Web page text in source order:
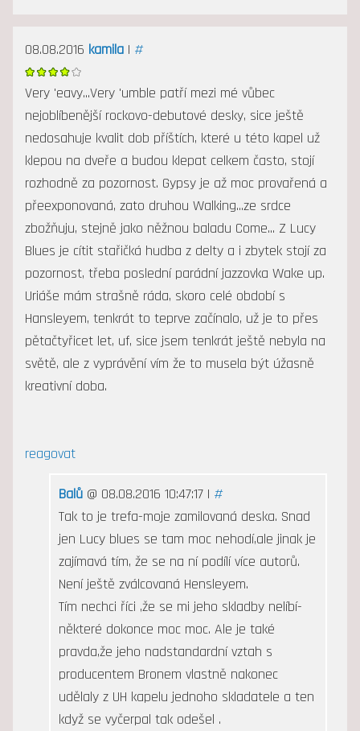
08.08.2016 kamila| #
Very 'eavy...Very 'umble patří mezi mé vůbec
nejoblíbenější rockovo-debutové desky, sice ještě
nedosahuje kvalit dob příštích, které u této kapel už
klepou na dveře a budou klepat celkem často, stojí
rozhodně za pozornost. Gypsy je až moc provařená a
přeexponovaná, zato druhou Walking...ze srdce
zbožňuju, stejně jako něžnou baladu Come... Z Lucy
Blues je cítit stařičká hudba z delty a i zbytek stojí za
pozornost, třeba poslední parádní jazzovka Wake up.
Uriáše mám strašně ráda, skoro celé období s
Hansleyem, tenkrát to teprve začínalo, už je to přes
pětačtyřicet let, uf, sice jsem tenkrát ještě nebyla na
světě, ale z vyprávění vím že to musela být úžasně
kreativní doba.
reagovat
Balů@ 08.08.2016 10:47:17 | #
Tak to je trefa-moje zamilovaná deska. Snad
jen Lucy blues se tam moc nehodí,ale jinak je
zajímavá tím, že se na ní podílí více autorů.
Není ještě zválcovaná Hensleyem.
Tím nechci říci ,že se mi jeho skladby nelíbí-
některé dokonce moc moc. Ale je také
pravda,že jeho nadstandardní vztah s
producentem Bronem vlastně nakonec
udělaly z UH kapelu jednoho skladatele a ten
když se vyčerpal tak odešel .